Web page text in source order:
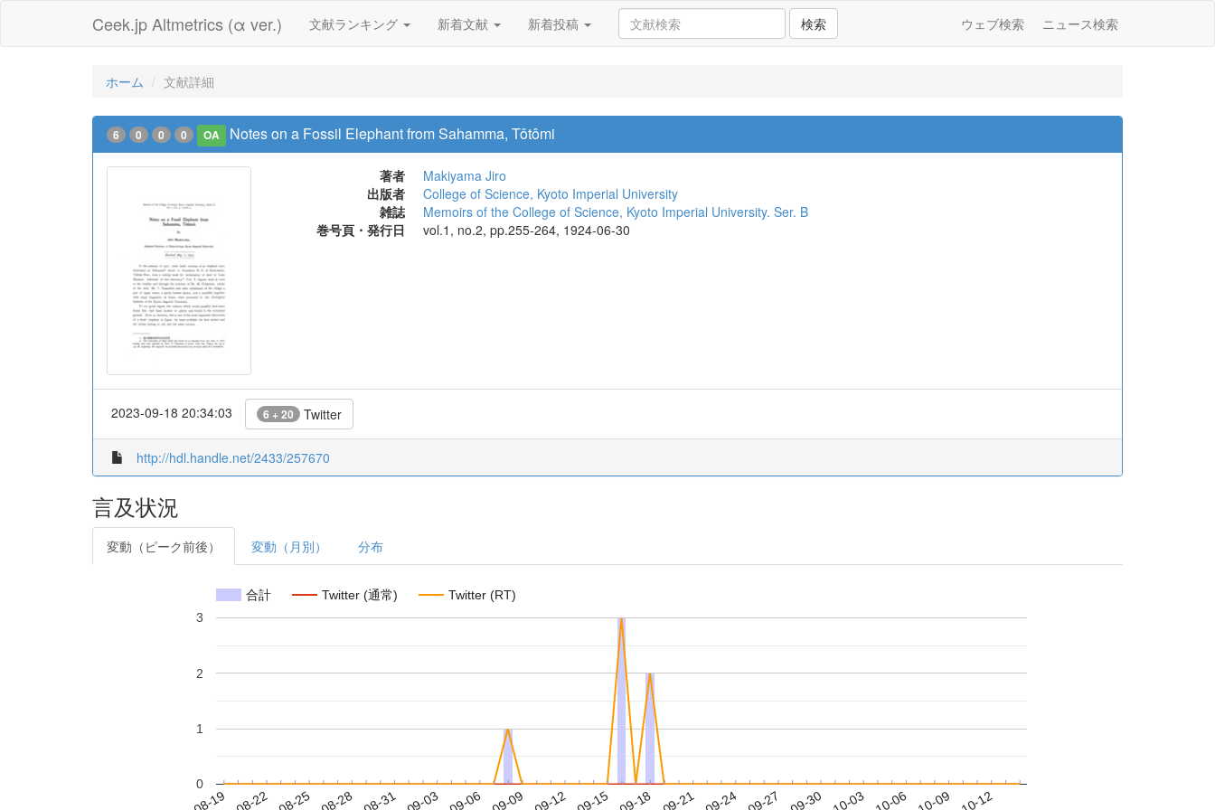
Ceek.jp Altmetrics (α ver.) 文献ランキング 新着文献 新着投稿 検索 ウェブ検索 ニュース検索
ホーム 文献詳細
6 0 0 0 OA Notes on a Fossil Elephant from Sahamma, Tôtômi
著者
Makiyama Jiro
出版者
College of Science, Kyoto Imperial University
雑誌
Memoirs of the College of Science, Kyoto Imperial University. Ser. B
巻号頁・発行日
vol.1, no.2, pp.255-264, 1924-06-30
2023-09-18 20:34:03 6 + 20 Twitter
http://hdl.handle.net/2433/257670
言及状況
変動（ピーク前後） 変動（月別） 分布
合計 Twitter (通常) Twitter (RT)
0
1
2
3